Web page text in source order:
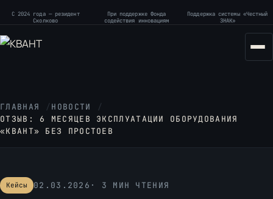
С 2024 года — резидент
Сколково
При поддержке Фонда
содействия инновациям
Поддержка системы «Честный
ЗНАК»
ГЛАВНАЯ / НОВОСТИ
/
ОТЗЫВ: 6 МЕСЯЦЕВ ЭКСПЛУАТАЦИИ ОБОРУДОВАНИЯ
«КВАНТ» БЕЗ ПРОСТОЕВ
Кейсы 02.03.2026 3 МИН ЧТЕНИЯ